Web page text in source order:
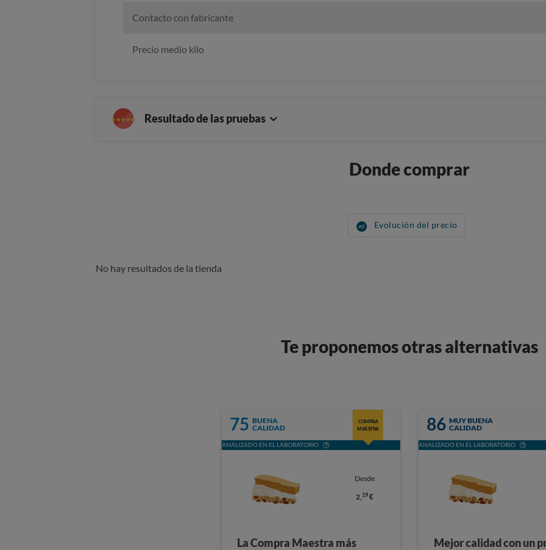
Contacto con fabricante
Precio medio kilo
Resultado de las pruebas
Donde comprar
Evolución del precio
No hay resultados de la tienda
Te proponemos otras alternativas
75 BUENA
CALIDAD
COMPRA
MAESTRA
ANALIZADO EN EL LABORATORIO
Desde
2,19€
La Compra Maestra más
86 MUY BUENA
CALIDAD
ANALIZADO EN EL LABORATORIO
Mejor calidad con un